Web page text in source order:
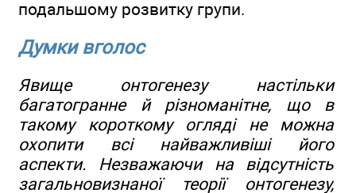
подальшому розвитку групи.
Думки вголос
Явище онтогенезу настільки
багатогранне й різноманітне, що в
такому короткому огляді не можна
охопити всі найважливіші його
аспекти. Незважаючи на відсутність
загальновизнаної теорії онтогенезу,